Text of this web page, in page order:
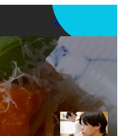
アプリを使う